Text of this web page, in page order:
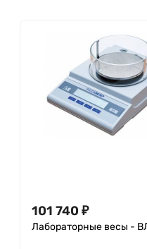
101 740 ₽
Лабораторные весы -